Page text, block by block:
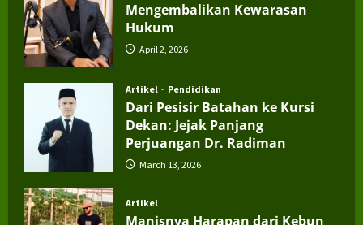
Mengembalikan Kewarasan
Hukum
April 2, 2026
Artikel Pendidikan
Dari Pesisir Batahan ke Kursi
Dekan: Jejak Panjang
Perjuangan Dr. Radiman
March 13, 2026
Artikel
Manisnya Harapan dari Kebun